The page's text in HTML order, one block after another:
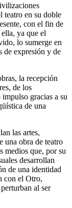
teatro en su doble
con el fin de
ya que el
lo sumerge en
de expresión y de
la recepción
de los
gracias a su
de una
las artes,
una obra de teatro
medios que, por su
desarrollan
de una identidad
con el Otro,
al ser